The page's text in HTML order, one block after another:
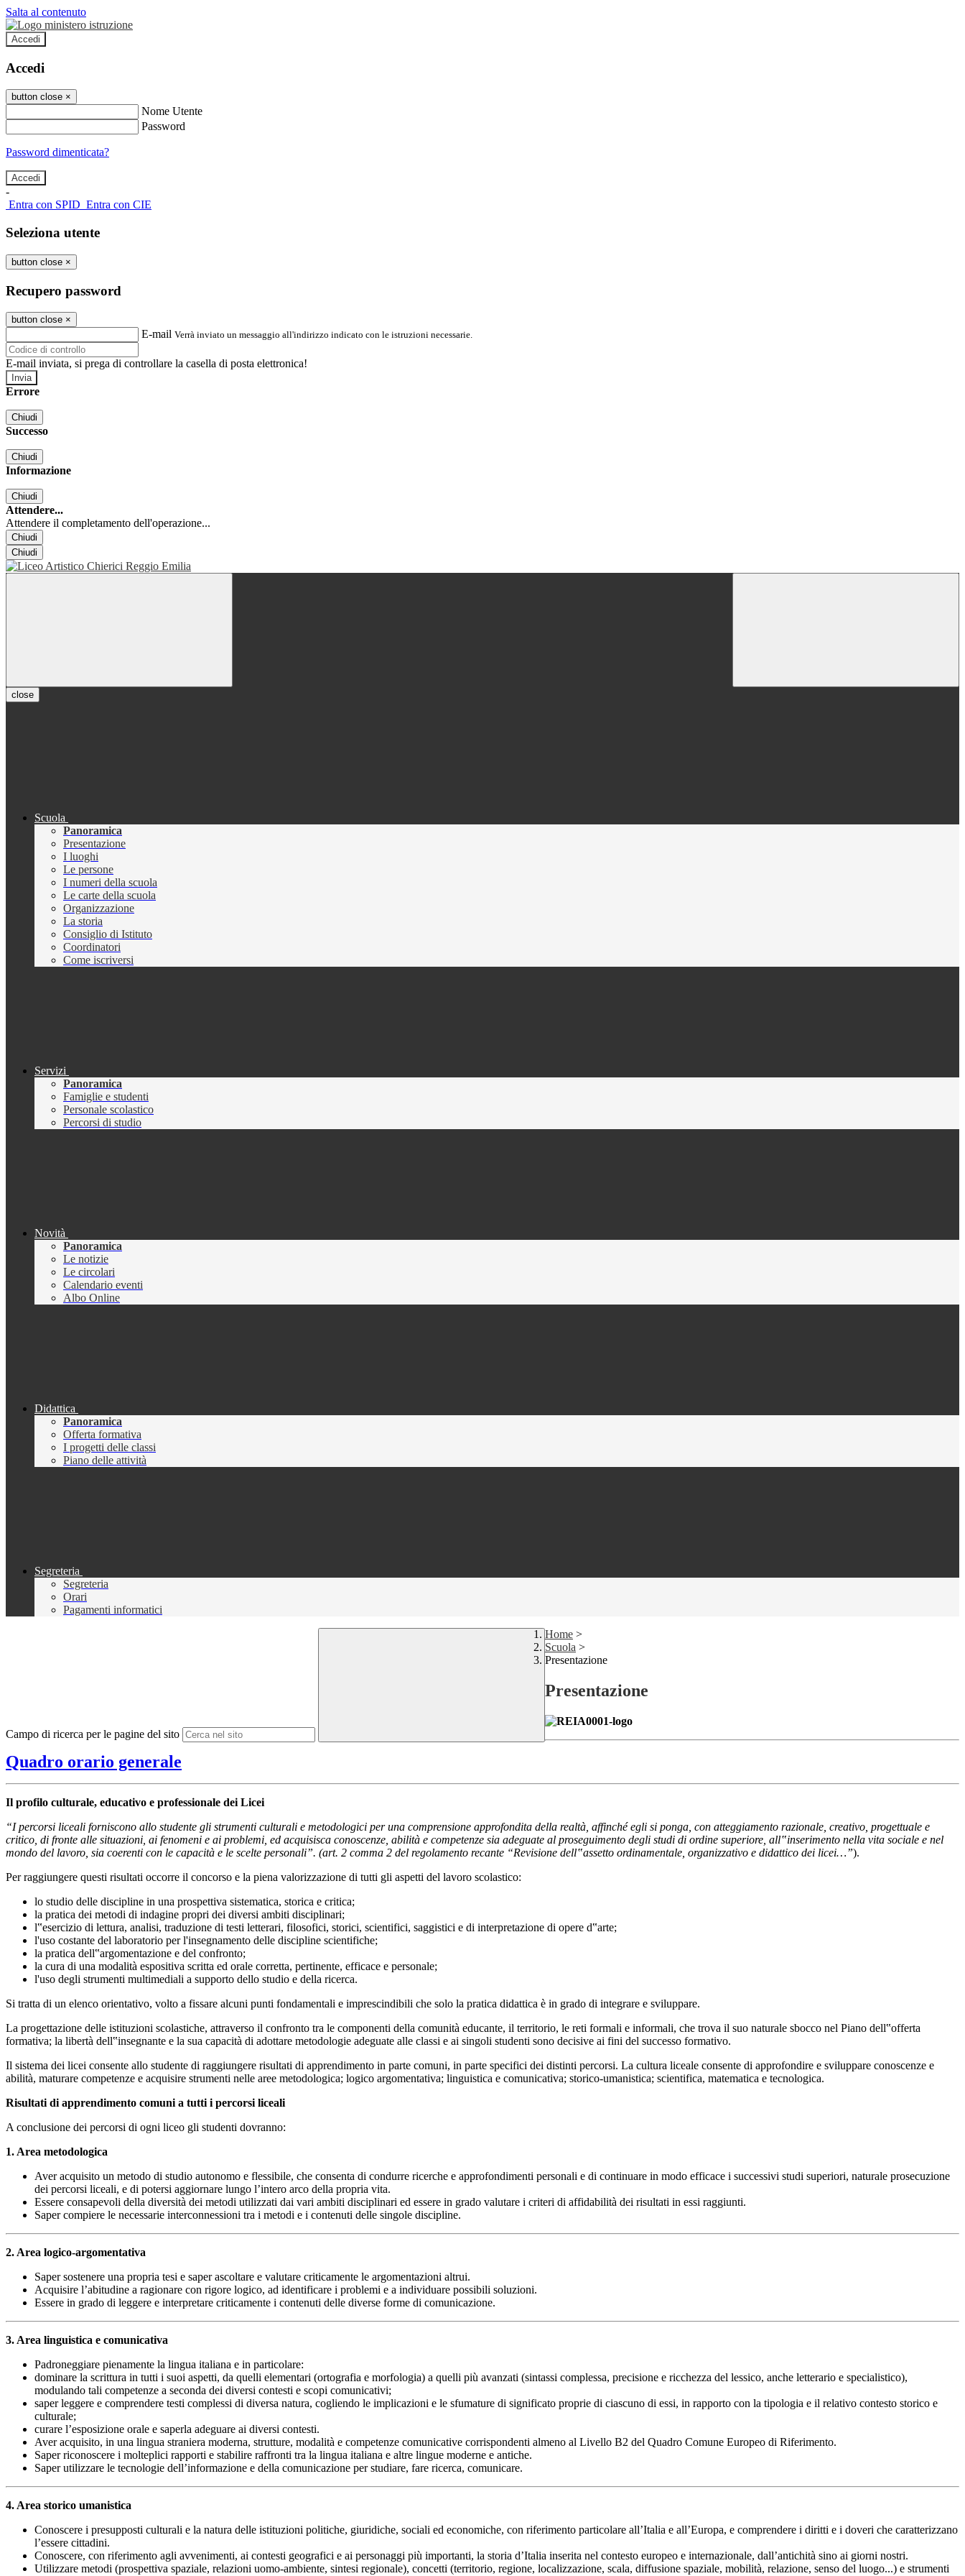
Salta al contenuto
Accedi
Accedi
button close ×
Nome Utente
Password
Password dimenticata?
-
Entra con SPID Entra con CIE
Seleziona utente
button close ×
Recupero password
button close ×
E-mail Verrà inviato un messaggio all'indirizzo indicato con le istruzioni necessarie.
E-mail inviata, si prega di controllare la casella di posta elettronica!
Errore
Chiudi
Successo
Chiudi
Informazione
Chiudi
Attendere...
Attendere il completamento dell'operazione...
Chiudi
Chiudi
close
Scuola
Panoramica
Presentazione
I luoghi
Le persone
I numeri della scuola
Le carte della scuola
Organizzazione
La storia
Consiglio di Istituto
Coordinatori
Come iscriversi
Servizi
Panoramica
Famiglie e studenti
Personale scolastico
Percorsi di studio
Novità
Panoramica
Le notizie
Le circolari
Calendario eventi
Albo Online
Didattica
Panoramica
Offerta formativa
I progetti delle classi
Piano delle attività
Segreteria
Segreteria
Orari
Pagamenti informatici
Campo di ricerca per le pagine del sito
Home >
Scuola >
Presentazione
Presentazione
Quadro orario generale
Il profilo culturale, educativo e professionale dei Licei
“I percorsi liceali forniscono allo studente gli strumenti culturali e metodologici per una comprensione approfondita della realtà, affinché egli si ponga, con atteggiamento razionale, creativo, progettuale e
critico, di fronte alle situazioni, ai fenomeni e ai problemi, ed acquisisca conoscenze, abilità e competenze sia adeguate al proseguimento degli studi di ordine superiore, all‟inserimento nella vita sociale e nel
mondo del lavoro, sia coerenti con le capacità e le scelte personali”. (art. 2 comma 2 del regolamento recante “Revisione dell‟assetto ordinamentale, organizzativo e didattico dei licei…”).
Per raggiungere questi risultati occorre il concorso e la piena valorizzazione di tutti gli aspetti del lavoro scolastico:
lo studio delle discipline in una prospettiva sistematica, storica e critica;
la pratica dei metodi di indagine propri dei diversi ambiti disciplinari;
l‟esercizio di lettura, analisi, traduzione di testi letterari, filosofici, storici, scientifici, saggistici e di interpretazione di opere d‟arte;
l'uso costante del laboratorio per l'insegnamento delle discipline scientifiche;
la pratica dell‟argomentazione e del confronto;
la cura di una modalità espositiva scritta ed orale corretta, pertinente, efficace e personale;
l'uso degli strumenti multimediali a supporto dello studio e della ricerca.
Si tratta di un elenco orientativo, volto a fissare alcuni punti fondamentali e imprescindibili che solo la pratica didattica è in grado di integrare e sviluppare.
La progettazione delle istituzioni scolastiche, attraverso il confronto tra le componenti della comunità educante, il territorio, le reti formali e informali, che trova il suo naturale sbocco nel Piano dell‟offerta
formativa; la libertà dell‟insegnante e la sua capacità di adottare metodologie adeguate alle classi e ai singoli studenti sono decisive ai fini del successo formativo.
Il sistema dei licei consente allo studente di raggiungere risultati di apprendimento in parte comuni, in parte specifici dei distinti percorsi. La cultura liceale consente di approfondire e sviluppare conoscenze e
abilità, maturare competenze e acquisire strumenti nelle aree metodologica; logico argomentativa; linguistica e comunicativa; storico-umanistica; scientifica, matematica e tecnologica.
Risultati di apprendimento comuni a tutti i percorsi liceali
A conclusione dei percorsi di ogni liceo gli studenti dovranno:
1. Area metodologica
Aver acquisito un metodo di studio autonomo e flessibile, che consenta di condurre ricerche e approfondimenti personali e di continuare in modo efficace i successivi studi superiori, naturale prosecuzione
dei percorsi liceali, e di potersi aggiornare lungo l’intero arco della propria vita.
Essere consapevoli della diversità dei metodi utilizzati dai vari ambiti disciplinari ed essere in grado valutare i criteri di affidabilità dei risultati in essi raggiunti.
Saper compiere le necessarie interconnessioni tra i metodi e i contenuti delle singole discipline.
2. Area logico-argomentativa
Saper sostenere una propria tesi e saper ascoltare e valutare criticamente le argomentazioni altrui.
Acquisire l’abitudine a ragionare con rigore logico, ad identificare i problemi e a individuare possibili soluzioni.
Essere in grado di leggere e interpretare criticamente i contenuti delle diverse forme di comunicazione.
3. Area linguistica e comunicativa
Padroneggiare pienamente la lingua italiana e in particolare:
dominare la scrittura in tutti i suoi aspetti, da quelli elementari (ortografia e morfologia) a quelli più avanzati (sintassi complessa, precisione e ricchezza del lessico, anche letterario e specialistico),
modulando tali competenze a seconda dei diversi contesti e scopi comunicativi;
saper leggere e comprendere testi complessi di diversa natura, cogliendo le implicazioni e le sfumature di significato proprie di ciascuno di essi, in rapporto con la tipologia e il relativo contesto storico e
culturale;
curare l’esposizione orale e saperla adeguare ai diversi contesti.
Aver acquisito, in una lingua straniera moderna, strutture, modalità e competenze comunicative corrispondenti almeno al Livello B2 del Quadro Comune Europeo di Riferimento.
Saper riconoscere i molteplici rapporti e stabilire raffronti tra la lingua italiana e altre lingue moderne e antiche.
Saper utilizzare le tecnologie dell’informazione e della comunicazione per studiare, fare ricerca, comunicare.
4. Area storico umanistica
Conoscere i presupposti culturali e la natura delle istituzioni politiche, giuridiche, sociali ed economiche, con riferimento particolare all’Italia e all’Europa, e comprendere i diritti e i doveri che caratterizzano
l’essere cittadini.
Conoscere, con riferimento agli avvenimenti, ai contesti geografici e ai personaggi più importanti, la storia d’Italia inserita nel contesto europeo e internazionale, dall’antichità sino ai giorni nostri.
Utilizzare metodi (prospettiva spaziale, relazioni uomo-ambiente, sintesi regionale), concetti (territorio, regione, localizzazione, scala, diffusione spaziale, mobilità, relazione, senso del luogo...) e strumenti